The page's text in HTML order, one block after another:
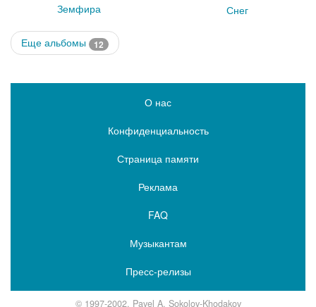
Земфира Снег
Еще альбомы 12
О нас
Конфиденциальность
Страница памяти
Реклама
FAQ
Музыкантам
Пресс-релизы
© 1997-2002, Pavel A. Sokolov-Khodakov